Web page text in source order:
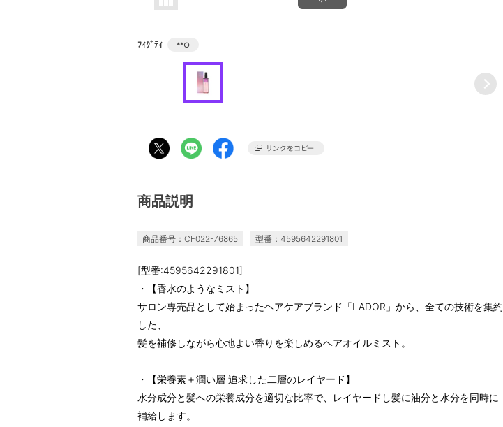
ﾌｨｸﾞﾃｨ **○
商品説明
商品番号：CF022-76865 型番：4595642291801
[型番:4595642291801]
・【香水のようなミスト】
サロン専売品として始まったヘアケアブランド「LADOR」から、全ての技術を集約
した、
髪を補修しながら心地よい香りを楽しめるヘアオイルミスト。
・【栄養素＋潤い層 追求した二層のレイヤード】
水分成分と髪への栄養成分を適切な比率で、レイヤードし髪に油分と水分を同時に
補給します。